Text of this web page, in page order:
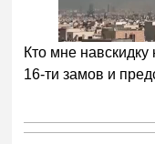
Кто мне
16-ти замов и